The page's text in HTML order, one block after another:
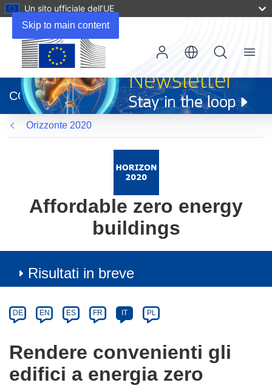
Skip to main content
Un sito ufficiale dell’UE
apre
in
una
nuova
finestra)
CORDIS
Menu
Orizzonte 2020
Affordable zero energy
buildings
Risultati in breve
Category
Article
available
the
following
languages:
DE EN ES FR IT PL
Rendere convenienti gli
edifici a energia zero